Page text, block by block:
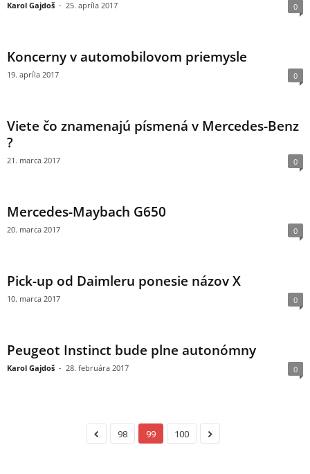
Karol Gajdoš - 25. apríla 2017 0
Koncerny v automobilovom priemysle
19. apríla 2017 0
Viete čo znamenajú písmená v Mercedes-Benz
?
21. marca 2017 0
Mercedes-Maybach G650
20. marca 2017 0
Pick-up od Daimleru ponesie názov X
10. marca 2017 0
Peugeot Instinct bude plne autonómny
Karol Gajdoš - 28. februára 2017 0
98 99 100